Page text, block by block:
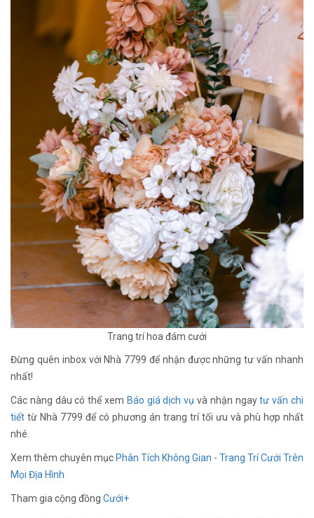
Trang trí hoa đám cưới
Đừng quên inbox với Nhà 7799 để nhận được những tư vấn nhanh
nhất!
Các nàng dâu có thể xem Báo giá dịch vụ và nhận ngaytư vấn chi
tiết từ Nhà 7799 để có phương án trang trí tối ưu và phù hợp nhất
nhé.
Xem thêm chuyên mục Phân Tích Không Gian - Trang Trí Cưới Trên
Mọi Địa Hình
Tham gia cộng đồng Cưới+